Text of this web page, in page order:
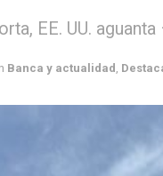
EE. UU.
Banca y actualidad